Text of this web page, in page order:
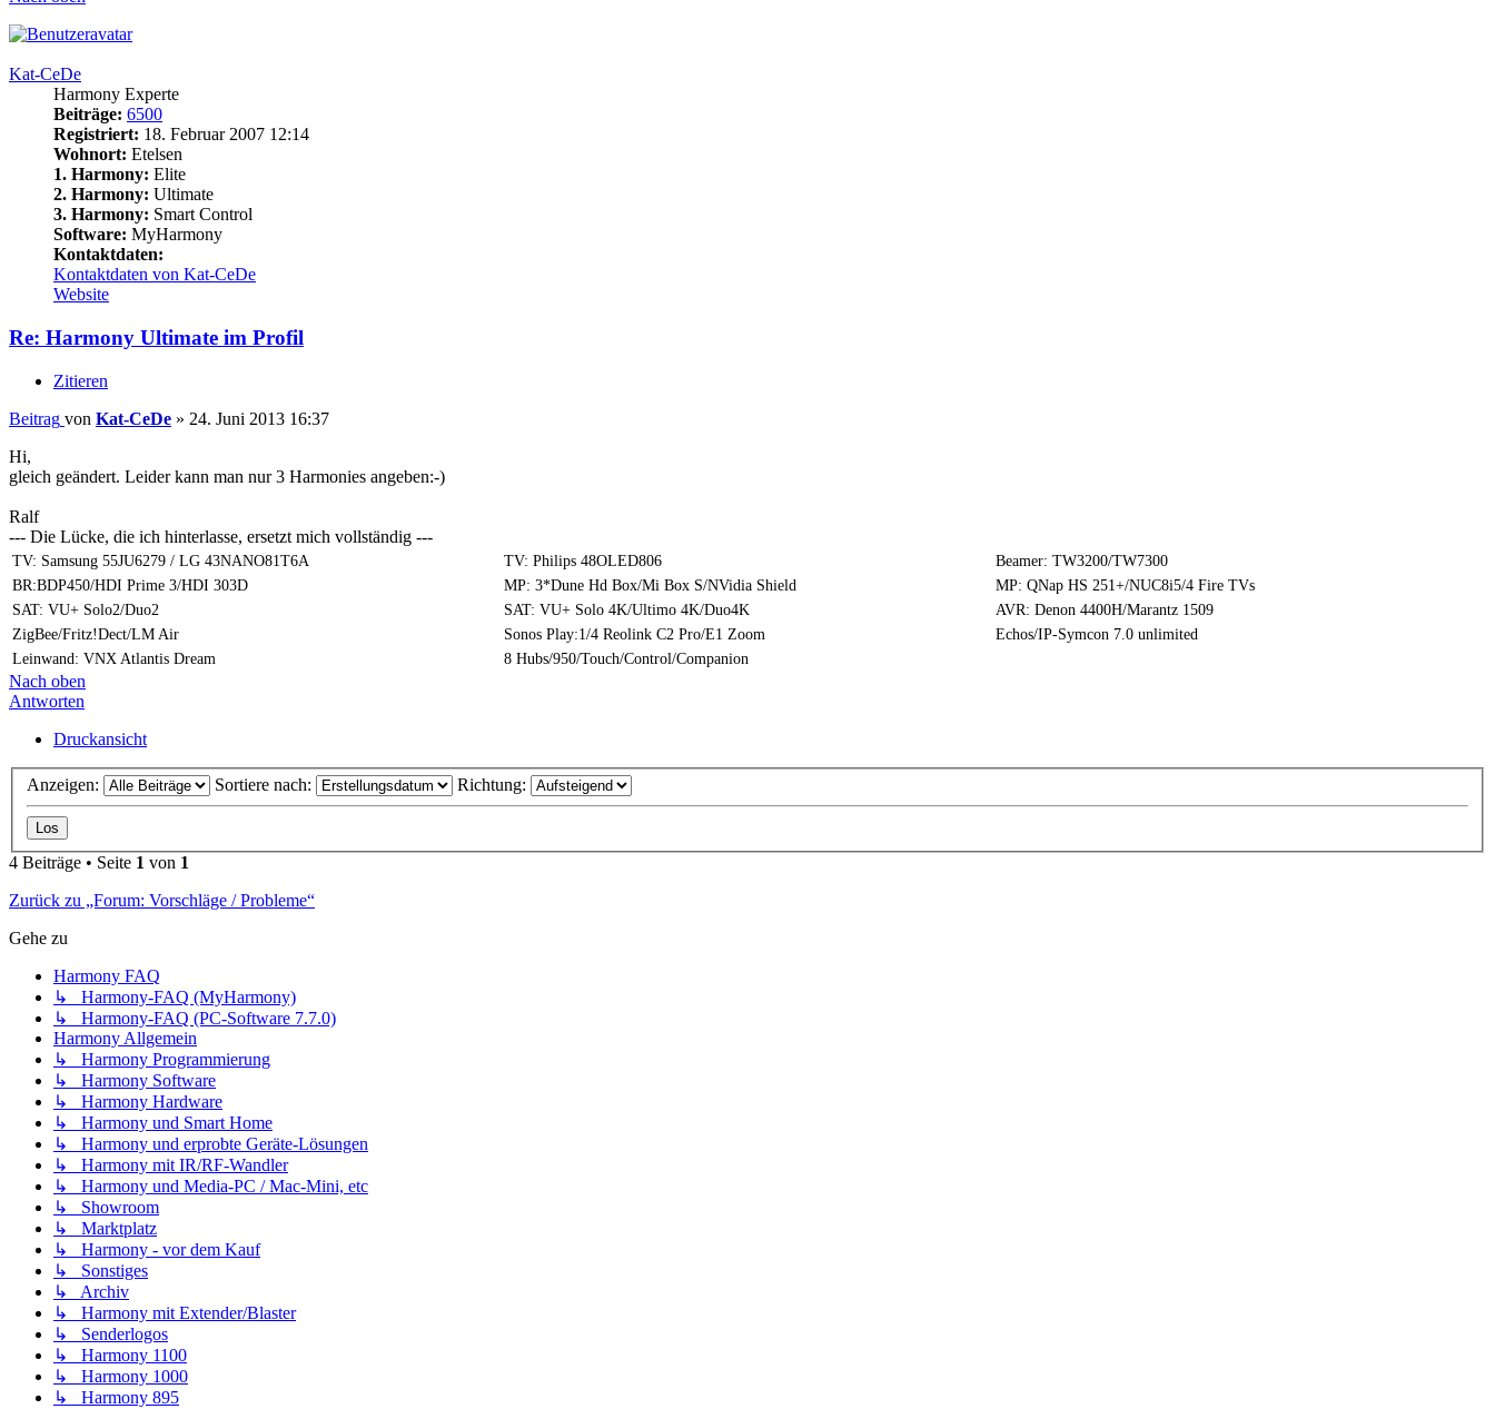
Kat-CeDe
Harmony Experte
Beiträge: 6500
Registriert: 18. Februar 2007 12:14
Wohnort: Etelsen
1. Harmony: Elite
2. Harmony: Ultimate
3. Harmony: Smart Control
Software: MyHarmony
Kontaktdaten:
Kontaktdaten von Kat-CeDe
Website
Re: Harmony Ultimate im Profil
Zitieren
Beitrag von Kat-CeDe » 24. Juni 2013 16:37
Hi,
gleich geändert. Leider kann man nur 3 Harmonies angeben:-)
Ralf
--- Die Lücke, die ich hinterlasse, ersetzt mich vollständig ---
TV: Samsung 55JU6279 / LG 43NANO81T6A TV: Philips 48OLED806
Beamer: TW3200/TW7300
BR:BDP450/HDI Prime 3/HDI 303D
MP: 3*Dune Hd Box/Mi Box S/NVidia Shield
MP: QNap HS 251+/NUC8i5/4 Fire TVs
SAT: VU+ Solo2/Duo2
SAT: VU+ Solo 4K/Ultimo 4K/Duo4K
AVR: Denon 4400H/Marantz 1509
ZigBee/Fritz!Dect/LM Air
Sonos Play:1/4 Reolink C2 Pro/E1 Zoom
Echos/IP-Symcon 7.0 unlimited
Leinwand: VNX Atlantis Dream
8 Hubs/950/Touch/Control/Companion
Nach oben
Antworten
Druckansicht
Anzeigen: Sortiere nach: Richtung:
4 Beiträge • Seite 1 von 1
Zurück zu „Forum: Vorschläge / Probleme“
Gehe zu
Harmony FAQ
↳ Harmony-FAQ (MyHarmony)
↳ Harmony-FAQ (PC-Software 7.7.0)
Harmony Allgemein
↳ Harmony Programmierung
↳ Harmony Software
↳ Harmony Hardware
↳ Harmony und Smart Home
↳ Harmony und erprobte Geräte-Lösungen
↳ Harmony mit IR/RF-Wandler
↳ Harmony und Media-PC / Mac-Mini, etc
↳ Showroom
↳ Marktplatz
↳ Harmony - vor dem Kauf
↳ Sonstiges
↳ Archiv
↳ Harmony mit Extender/Blaster
↳ Senderlogos
↳ Harmony 1100
↳ Harmony 1000
↳ Harmony 895